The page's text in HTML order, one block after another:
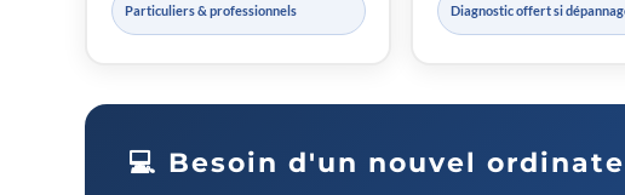
Particuliers & professionnels Diagnostic offert si
💻 Besoin d'un nouvel